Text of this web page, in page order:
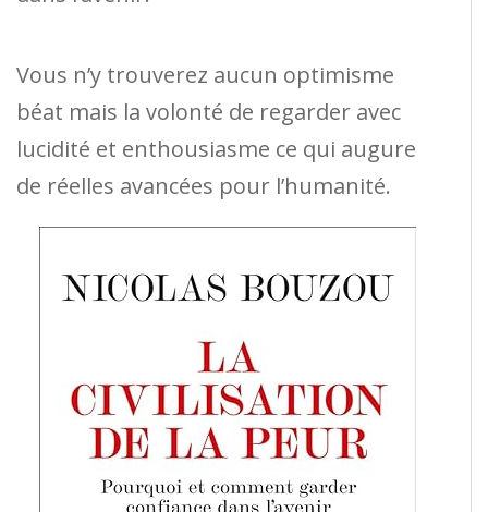
Vous n’y trouverez aucun optimisme
béat mais la volonté de regarder avec
lucidité et enthousiasme ce qui augure
de réelles avancées pour l’humanité.